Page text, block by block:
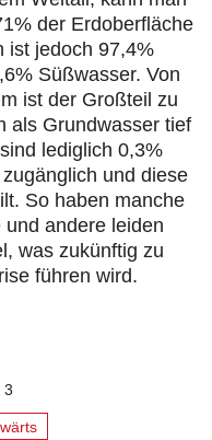
der Erdoberfläche
ist jedoch 97,4%
Süßwasser. Von
ist der Großteil zu
als Grundwasser tief
lediglich 0,3%
und diese
So haben manche
andere leiden
was zukünftig zu
führen wird.
3